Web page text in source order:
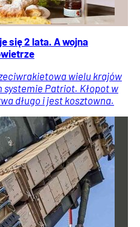
się 2 lata. A wojna
wielu krajów
Patriot. Kłopot w
długo i jest kosztowna.